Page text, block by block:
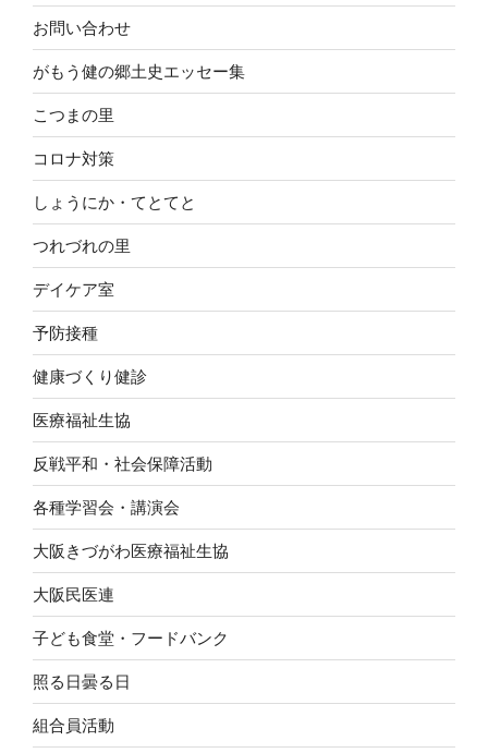
お問い合わせ
がもう健の郷土史エッセー集
こつまの里
コロナ対策
しょうにか・てとてと
つれづれの里
デイケア室
予防接種
健康づくり健診
医療福祉生協
反戦平和・社会保障活動
各種学習会・講演会
大阪きづがわ医療福祉生協
大阪民医連
子ども食堂・フードバンク
照る日曇る日
組合員活動